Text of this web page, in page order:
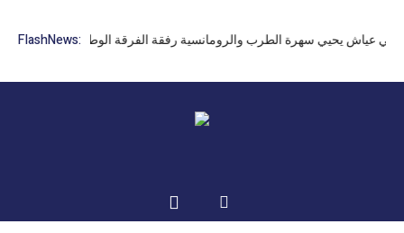
FlashNews:
رامي عياش يحيي سهرة الطرب والرومانسية رفقة الفرقة الوطنية بقيادة